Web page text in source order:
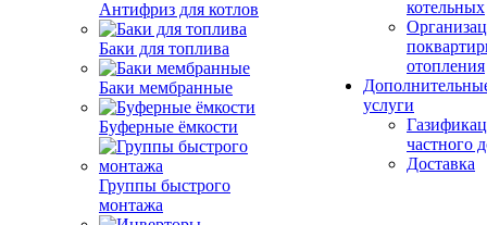
Антифриз для котлов
Баки для топлива
Баки мембранные
Буферные ёмкости
Группы быстрого
монтажа
котельных
отопления
услуги
частного
Доставка